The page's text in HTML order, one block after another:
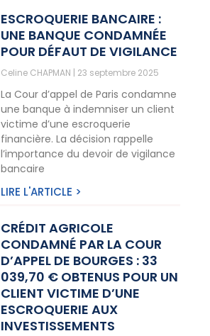
ESCROQUERIE BANCAIRE :
UNE BANQUE CONDAMNÉE
POUR DÉFAUT DE VIGILANCE
Celine CHAPMAN 23 septembre 2025
La Cour d’appel de Paris condamne
une banque à indemniser un client
victime d’une escroquerie
financière. La décision rappelle
l’importance du devoir de vigilance
bancaire
LIRE L'ARTICLE >
CRÉDIT AGRICOLE
CONDAMNÉ PAR LA COUR
D’APPEL DE BOURGES : 33
039,70 € OBTENUS POUR UN
CLIENT VICTIME D’UNE
ESCROQUERIE AUX
INVESTISSEMENTS